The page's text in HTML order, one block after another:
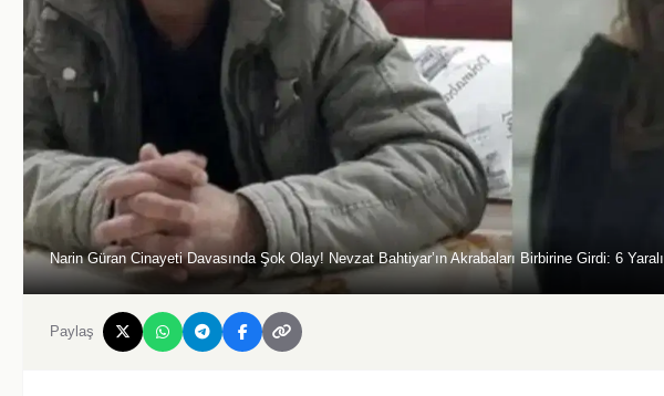
Narin Güran Cinayeti Davasında Şok Olay! Nevzat Bahtiyar’ın Akrabaları Birbirine Girdi: 6 Yaralı
Paylaş